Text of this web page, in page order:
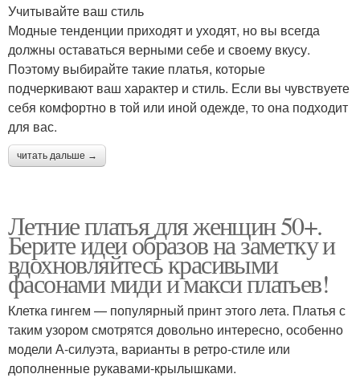
Учитывайте ваш стиль
Модные тенденции приходят и уходят, но вы всегда
должны оставаться верными себе и своему вкусу.
Поэтому выбирайте такие платья, которые
подчеркивают ваш характер и стиль. Если вы чувствуете
себя комфортно в той или иной одежде, то она подходит
для вас.
читать дальше →
Летние платья для женщин 50+.
Берите идеи образов на заметку и
вдохновляйтесь красивыми
фасонами миди и макси платьев!
Клетка гингем — популярный принт этого лета. Платья с
таким узором смотрятся довольно интересно, особенно
модели А-силуэта, варианты в ретро-стиле или
дополненные рукавами-крылышками.